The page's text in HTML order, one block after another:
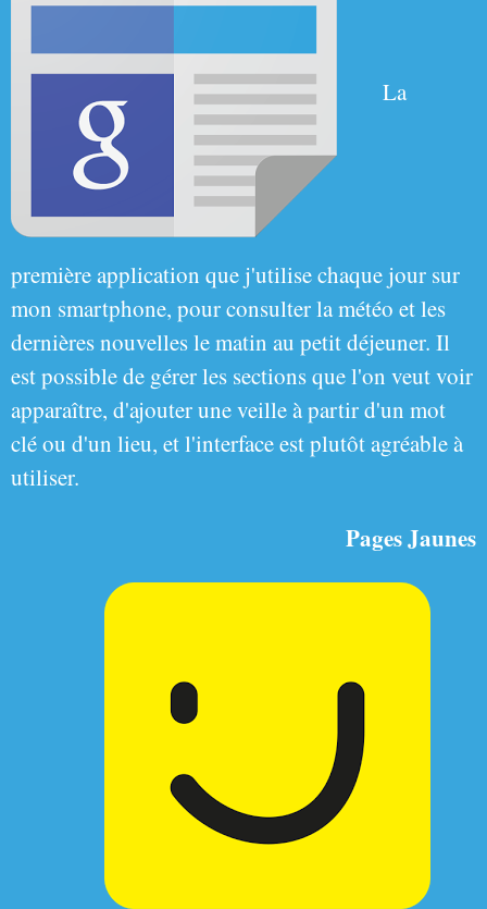
La
première application que j'utilise chaque jour sur
mon smartphone, pour consulter la météo et les
dernières nouvelles le matin au petit déjeuner. Il
est possible de gérer les sections que l'on veut voir
apparaître, d'ajouter une veille à partir d'un mot
clé ou d'un lieu, et l'interface est plutôt agréable à
utiliser.
Pages Jaunes